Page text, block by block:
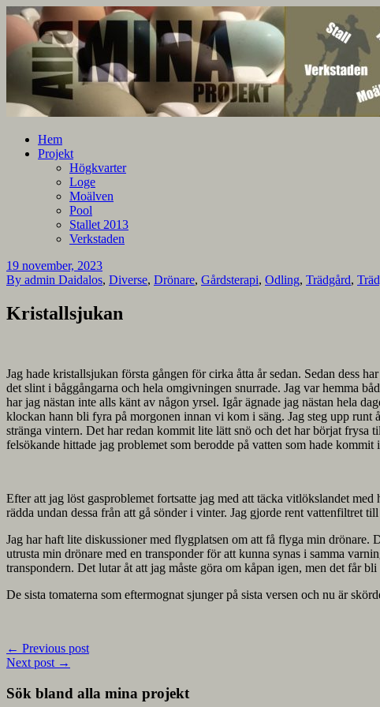
Alla mina projekt
En blogg om mina projekt
Hem
Projekt
Högkvarter
Loge
Moälven
Pool
Stallet 2013
Verkstaden
19 november, 2023
By admin Daidalos, Diverse, Drönare, Gårdsterapi, Odling, Trädgård,
Kristallsjukan
Jag hade kristallsjukan första gången för cirka åtta år sedan. Sedan dess
det slint i båggångarna och hela omgivningen snurrade. Jag var hemma
har jag nästan inte alls känt av någon yrsel. Igår ägnade jag nästan hela
klockan hann bli fyra på morgonen innan vi kom i säng. Jag steg upp
stränga vintern. Det har redan kommit lite lätt snö och det har börjat
felsökande hittade jag problemet som berodde på vatten som hade
Efter att jag löst gasproblemet fortsatte jag med att täcka vitlökslandet
rädda undan dessa från att gå sönder i vinter. Jag gjorde rent vattenfiltret
Jag har haft lite diskussioner med flygplatsen om att få flyga min
utrusta min drönare med en transponder för att kunna synas i samma
transpondern. Det lutar åt att jag måste göra om kåpan igen, men det får bli
De sista tomaterna som eftermognat sjunger på sista versen och nu är
← Previous post
Next post →
Sök bland alla mina projekt